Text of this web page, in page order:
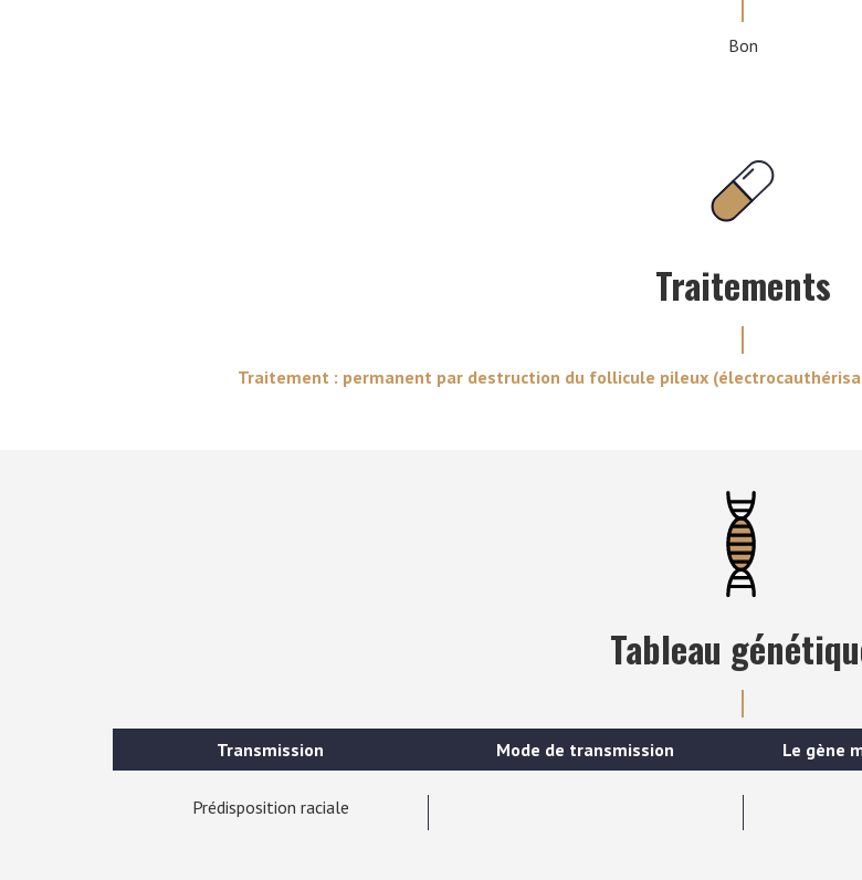
Bon
Traitements
Traitement : permanent par destruction du follicule pileux
Tableau
Transmission Mode de transmission Le gène
Prédisposition raciale